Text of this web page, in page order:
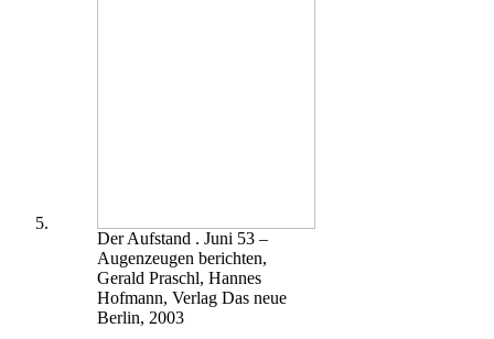
Der Aufstand . Juni 53 –
Augenzeugen berichten,
Gerald Praschl, Hannes
Hofmann, Verlag Das neue
Berlin, 2003